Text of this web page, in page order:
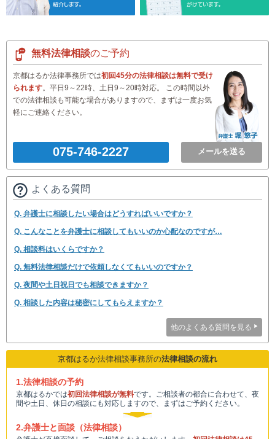
無料法律相談のご予約
京都はるか法律事務所では初回45分の法律相談は無料で受け
られます。平日9～22時、土日9～20時対応。 この時間以外
での法律相談も可能な場合がありますので、まずは一度お気
軽にご連絡ください。
075-746-2227 メールを送る
よくある質問
Q. 弁護士に相談したい場合はどうすればいいですか？
Q. こんなことを弁護士に相談してもいいのか心配なのですが…
Q. 相談料はいくらですか？
Q. 無料法律相談だけで依頼しなくてもいいのですか？
Q. 夜間や土日祝日でも相談できますか？
Q. 相談した内容は秘密にしてもらえますか？
他のよくある質問を見る
京都はるか法律相談事務所の法律相談の流れ
1.法律相談の予約
京都はるかでは初回法律相談が無料です。ご相談者の都合に合わせて、夜
間や土日、休日の相談にも対応しますので、まずはご予約ください。
2.弁護士と面談（法律相談）